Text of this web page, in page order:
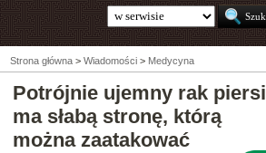
Strona główna > Wiadomości > Medycyna
Potrójnie ujemny rak piersi
ma słabą stronę, którą
można zaatakować